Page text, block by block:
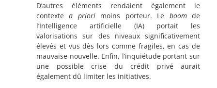
D’autres éléments rendaient également le
contextea priorimoins porteur. Le boomde
l’Intelligence artificielle (IA) portait les
valorisations sur des niveaux significativement
élevés et vus dès lors comme fragiles, en cas de
mauvaise nouvelle. Enfin, l’inquiétude portant sur
une possible crise du crédit privé aurait
également dû limiter les initiatives.